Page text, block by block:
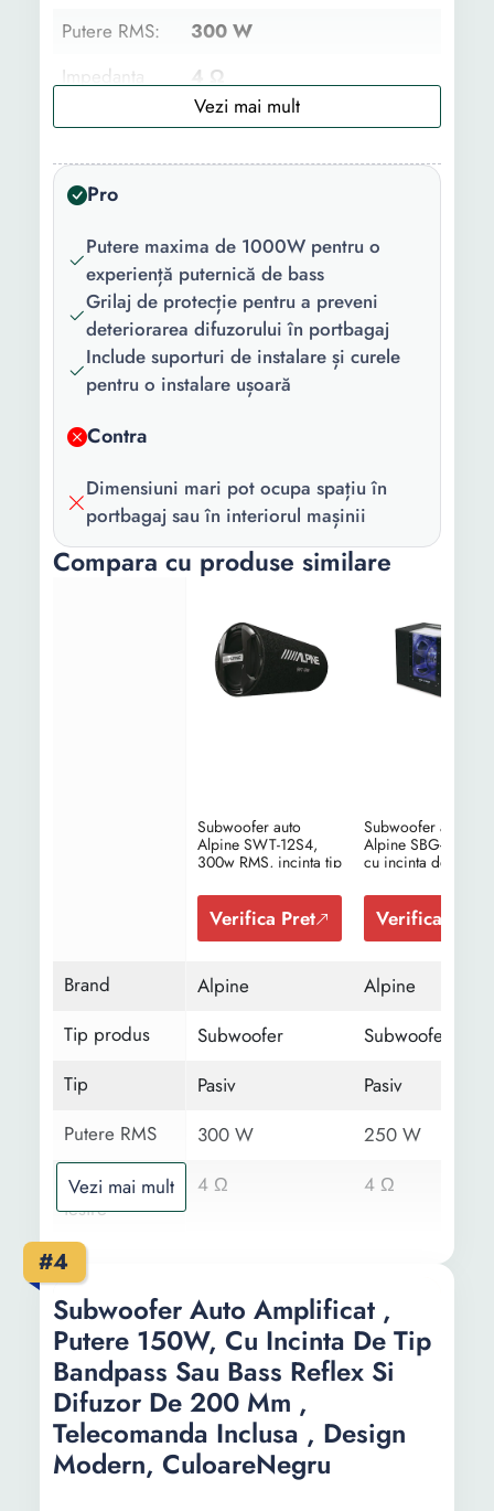
Putere RMS:
300 W
Impedanta
4 Ω
Diametru:
Sensibilitate:
92 dB
Raspuns in
frecventa:
28-200 Hz
Lungime:
66 cm
Latime:
32.4 cm
Pro
Putere maxima de 1000W pentru o
experiență puternică de bass
Grilaj de protecție pentru a preveni
deteriorarea difuzorului în portbagaj
Include suporturi de instalare și curele
pentru o instalare ușoară
Contra
Dimensiuni mari pot ocupa spațiu în
portbagaj sau în interiorul mașinii
Compara cu produse similare
Subwoofer auto
Alpine SWT-12S4,
300w RMS, incinta tip
Verifica Pret
Subwoofer auto
Alpine SBG-1244BP
cu incinta de tip
300 mm
Verifica Pret
Brand Alpine
Alpine
Tip produs
Subwoofer
Subwoofer
Tip
Pasiv
Pasiv
Putere RMS
300 W
250 W
Impedanta
iesire
4 Ω 4 Ω
Putere
Diametru
12 inch
12 inch
Sensibilitate
92 dB
96 dB
Raspuns in
frecventa
28-200 Hz
Functii -
Vezi mai mult
#4
Subwoofer Auto Amplificat ,
Putere 150W, Cu Incinta De Tip
Bandpass Sau Bass Reflex Si
Difuzor De 200 Mm ,
Telecomanda Inclusa , Design
Modern, CuloareNegru